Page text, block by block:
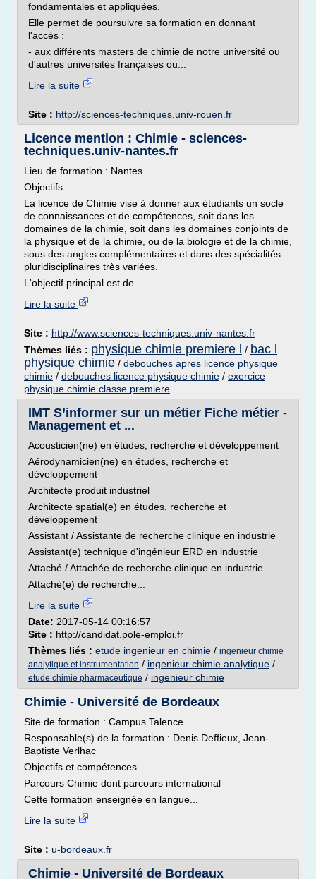
fondamentales et appliquées.
Elle permet de poursuivre sa formation en donnant
l'accès :
- aux différents masters de chimie de notre université ou
d'autres universités françaises ou...
Lire la suite
Site : http://sciences-techniques.univ-rouen.fr
Licence mention : Chimie - sciences-
techniques.univ-nantes.fr
Lieu de formation : Nantes
Objectifs
La licence de Chimie vise à donner aux étudiants un socle
de connaissances et de compétences, soit dans les
domaines de la chimie, soit dans les domaines conjoints de
la physique et de la chimie, ou de la biologie et de la chimie,
sous des angles complémentaires et dans des spécialités
pluridisciplinaires très variées.
L'objectif principal est de...
Lire la suite
Site : http://www.sciences-techniques.univ-nantes.fr
Thèmes liés : physique chimie premiere l / bac l
physique chimie / debouches apres licence physique
chimie / debouches licence physique chimie / exercice
physique chimie classe premiere
IMT S’informer sur un métier Fiche métier -
Management et ...
Acousticien(ne) en études, recherche et développement
Aérodynamicien(ne) en études, recherche et
développement
Architecte produit industriel
Architecte spatial(e) en études, recherche et
développement
Assistant / Assistante de recherche clinique en industrie
Assistant(e) technique d'ingénieur ERD en industrie
Attaché / Attachée de recherche clinique en industrie
Attaché(e) de recherche...
Lire la suite
Date: 2017-05-14 00:16:57
Site : http://candidat.pole-emploi.fr
Thèmes liés : etude ingenieur en chimie / ingenieur chimie
analytique et instrumentation / ingenieur chimie analytique /
etude chimie pharmaceutique / ingenieur chimie
Chimie - Université de Bordeaux
Site de formation : Campus Talence
Responsable(s) de la formation : Denis Deffieux, Jean-
Baptiste Verlhac
Objectifs et compétences
Parcours Chimie dont parcours international
Cette formation enseignée en langue...
Lire la suite
Site : u-bordeaux.fr
Chimie - Université de Bordeaux